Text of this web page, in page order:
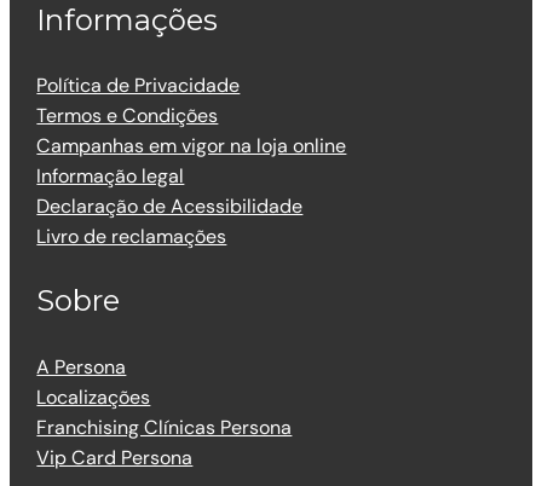
Informações
Política de Privacidade
Termos e Condições
Campanhas em vigor na loja online
Informação legal
Declaração de Acessibilidade
Livro de reclamações
Sobre
A Persona
Localizações
Franchising Clínicas Persona
Vip Card Persona